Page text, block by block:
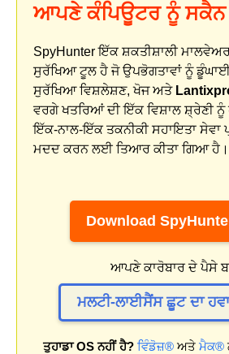
ਆਪਣੇ ਕੰਪਿਊਟਰ ਨੂੰ
SpyHunter ਇੱਕ ਸ਼ਕਤੀਸ਼ਾਲੀ
ਸੁਰੱਖਿਆ ਟੂਲ ਹੈ ਜੋ ਉਪਭੋਗਤਾਵਾਂ ਨੂੰ
ਸੁਰੱਖਿਆ ਵਿਸ਼ਲੇਸ਼ਣ, ਖੋਜ ਅਤੇ
ਵਰਗੇ ਖਤਰਿਆਂ ਦੀ ਇੱਕ ਵਿਸ਼ਾਲ ਸ਼੍ਰੇਣੀ ਨੂੰ
ਇੱਕ-ਨਾਲ-ਇੱਕ ਤਕਨੀਕੀ ਸਹਾਇਤਾ ਸੇਵਾ
ਮਦਦ ਕਰਨ ਲਈ ਤਿਆਰ ਕੀਤਾ ਗਿਆ ਹੈ।
Download
ਆਪਣੇ ਕਾਰੋਬਾਰ ਦੇ ਪੈਸੇ
ਮਲਟੀ-ਲਾਈਸੈਂਸ ਛੂਟ ਦਾ
ਤੁਹਾਡਾ OS ਨਹੀਂ ਹੈ? ਵਿੰਡੋਜ਼® ਅਤੇ ਮੈਕ®